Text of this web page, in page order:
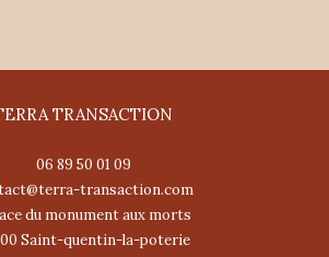
TRANSACTION
06 89 50 01 09
transaction.com
du monument aux morts
saint-quentin-la-poterie